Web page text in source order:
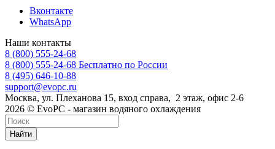
Вконтакте
WhatsApp
Наши контакты
8 (800) 555-24-68
8 (800) 555-24-68 Бесплатно по России
8 (495) 646-10-88
support@evopc.ru
Москва, ул. Плеханова 15, вход справа, 2 этаж, офис 2-6
2026 © EvoPC - магазин водяного охлаждения
Найти